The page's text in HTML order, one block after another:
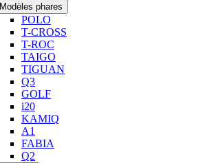
Modèles phares
POLO
T-CROSS
T-ROC
TAIGO
TIGUAN
Q3
GOLF
i20
KAMIQ
A1
FABIA
Q2